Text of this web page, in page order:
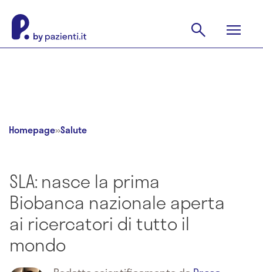
Homepage»Salute
SLA: nasce la prima
Biobanca nazionale aperta
ai ricercatori di tutto il
mondo